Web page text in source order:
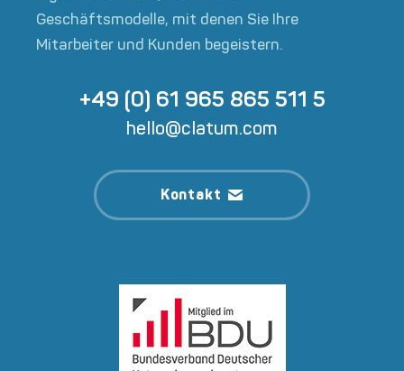
Geschäftsmodelle, mit denen Sie Ihre
Mitarbeiter und Kunden begeistern.
+49 (0) 61 965 865 511 5
hello@clatum.com
Kontakt